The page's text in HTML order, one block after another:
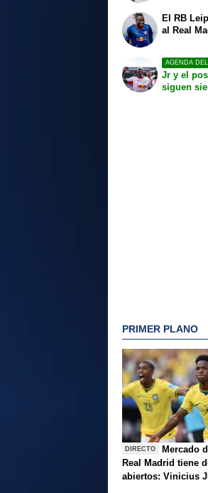
El RB
al Real
AGENDA
Jr y el
siguen
PRIMER PLANO
DIRECTO
Mercado
Real Madrid tiene
abiertos: Vinicius